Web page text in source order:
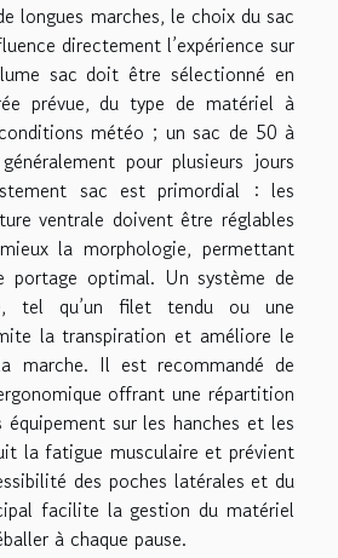
longues marches, le choix du sac
directement l’expérience sur
sac doit être sélectionné en
prévue, du type de matériel à
météo ; un sac de 50 à
pour plusieurs jours
sac est primordial : les
ventrale doivent être réglables
la morphologie, permettant
portage optimal. Un système de
tel qu’un filet tendu ou une
la transpiration et améliore le
marche. Il est recommandé de
offrant une répartition
sur les hanches et les
la fatigue musculaire et prévient
des poches latérales et du
facilite la gestion du matériel
à chaque pause.